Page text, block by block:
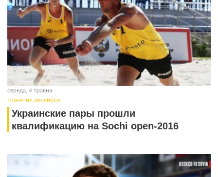
середа, 4 травня
Пляжний волейбол
Украинские пары прошли
квалификацию на Sochi open-2016